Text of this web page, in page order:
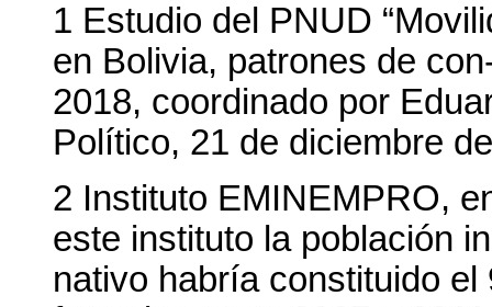
1 Estudio del PNUD
en Bolivia, patrones de
2018, coordinado por
Político, 21 de diciembre
2 Instituto EMINEMPRO,
este instituto la población
nativo habría constituido